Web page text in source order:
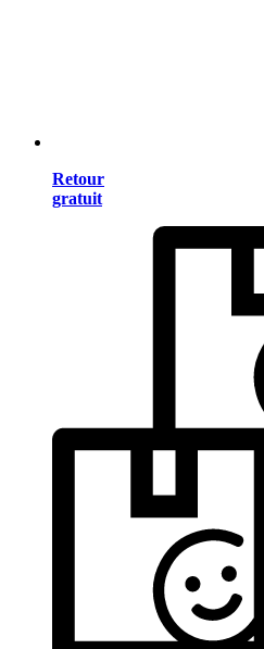
Retour
gratuit